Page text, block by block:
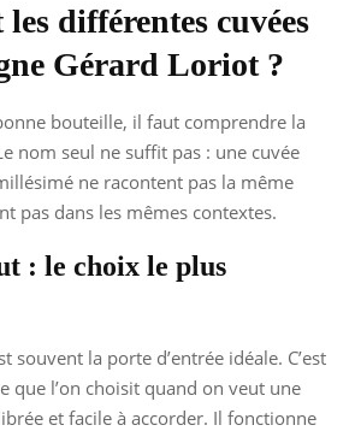
différentes cuvées
Gérard Loriot ?
bouteille, il faut comprendre la
nom seul ne suffit pas : une cuvée
ne racontent pas la même
pas dans les mêmes contextes.
: le choix le plus
souvent la porte d’entrée idéale. C’est
que l’on choisit quand on veut une
et facile à accorder. Il fonctionne